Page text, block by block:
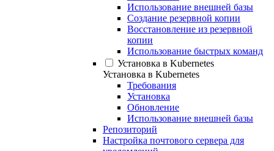
Использование внешней базы
Создание резервной копии
Восстановление из резервной
копии
Использование быстрых команд
Установка в Kubernetes
Установка в Kubernetes
Требования
Установка
Обновление
Использование внешней базы
Репозиторий
Настройка почтового сервера для